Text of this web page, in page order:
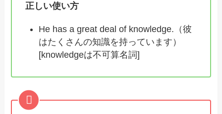
正しい使い方
He has a great deal of knowledge.（彼
はたくさんの知識を持っています）
[knowledgeは不可算名詞]